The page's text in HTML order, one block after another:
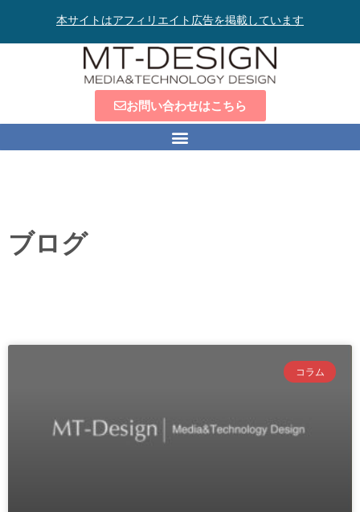
本サイトはアフィリエイト広告を掲載しています
お問い合わせはこちら
ブログ
コラム